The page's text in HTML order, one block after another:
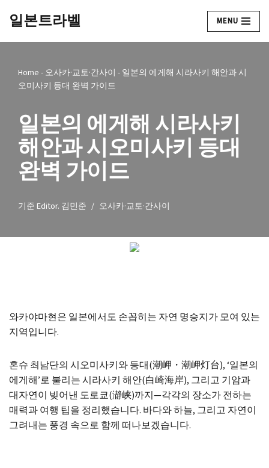
일본트라벨 MENU
Home - 오사카·교토·간사이 - 일본의 에게해 시라사키 해안과 시
오미사키 등대 완벽 가이드
일본의 에게해 시라사키
해안과 시오미사키 등대
완벽 가이드
기준Editor. 김민준 오사카·교토·간사이
와카야마현은 일본에서도 손꼽히는 자연 명승지가 모여 있는
지역입니다.
혼슈 최남단의 시오미사키와 등대(潮岬・潮岬灯台), ‘일본의
에게해’로 불리는 시라사키 해안(白崎海岸), 그리고 기암과
대자연이 빚어낸 도로쿄(瀞峡)까지—각각의 장소가 전하는
매력과 여행 팁을 정리했습니다. 바다와 하늘, 그리고 자연이
그려내는 풍경 속으로 함께 떠나보겠습니다.